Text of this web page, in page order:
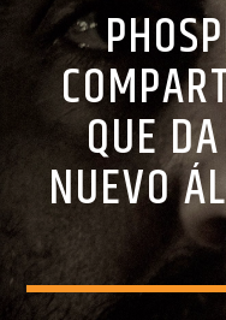
CURRENT TRACK
QUE
NUEVO